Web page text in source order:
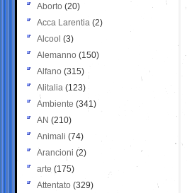
Aborto (20)
Acca Larentia (2)
Alcool (3)
Alemanno (150)
Alfano (315)
Alitalia (123)
Ambiente (341)
AN (210)
Animali (74)
Arancioni (2)
arte (175)
Attentato (329)